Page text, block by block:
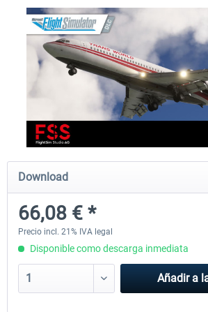
FlightSim Studio - E-Jets 170/175
40,62 € *
Download
66,08 € *
Precio incl. 21% IVA legal
Disponible como descarga inmediata
Añadir a